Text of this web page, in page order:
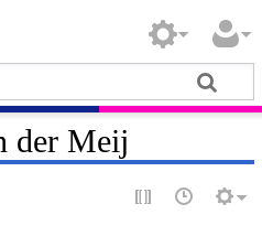
der Meij